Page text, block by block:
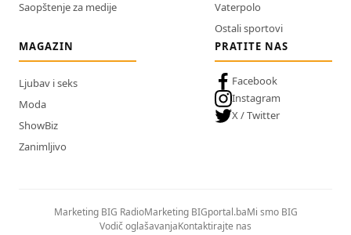
Saopštenje za medije
Vaterpolo
Ostali sportovi
MAGAZIN
Ljubav i seks
Moda
ShowBiz
Zanimljivo
PRATITE NAS
Facebook
Instagram
X / Twitter
Marketing BIG RadioMarketing BIGportal.baMi smo BIG
Vodič oglašavanjaKontaktirajte nas